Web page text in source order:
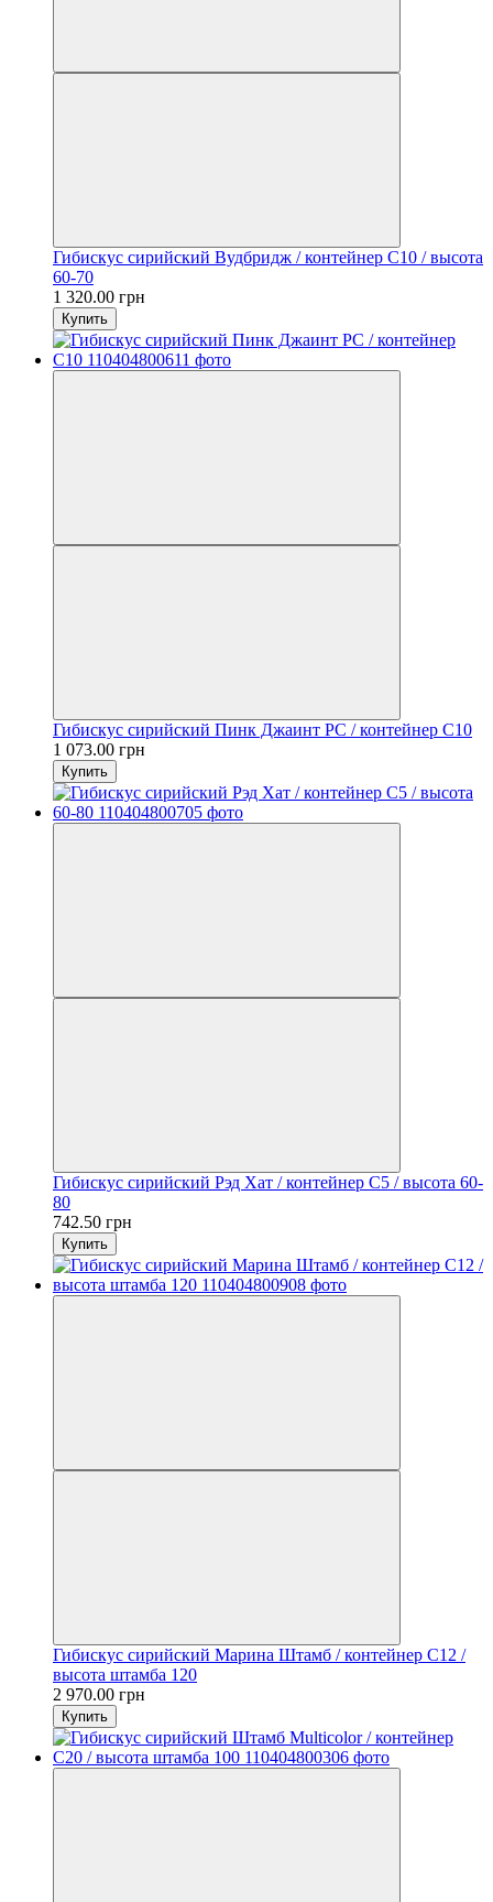
Гибискус сирийский Вудбридж / контейнер C10 / высота
60-70
1 320.00 грн
Купить
Гибискус сирийский Пинк Джаинт PC / контейнер C10
1 073.00 грн
Купить
Гибискус сирийский Рэд Хат / контейнер C5 / высота 60-
80
742.50 грн
Купить
Гибискус сирийский Марина Штамб / контейнер C12 /
высота штамба 120
2 970.00 грн
Купить